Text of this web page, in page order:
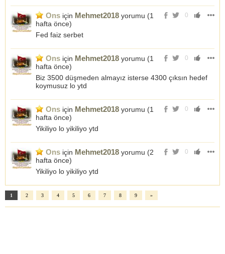
0
Ons için Mehmet2018 yorumu (1
hafta önce)
Fed faiz serbet
0
Ons için Mehmet2018 yorumu (1
hafta önce)
Biz 3500 düşmeden almayız isterse 4300 çıksın hedef
koymusuz lo ytd
0
Ons için Mehmet2018 yorumu (1
hafta önce)
Yikiliyo lo yikiliyo ytd
0
Ons için Mehmet2018 yorumu (2
hafta önce)
Yikiliyo lo yikiliyo ytd
1 2 3 4 5 6 7 8 9 »